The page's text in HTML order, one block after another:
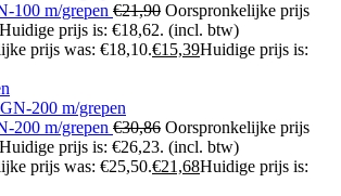
100 m/grepen €21,90 Oorspronkelijke prijs
Huidige prijs is: €18,62. (incl. btw)
prijs was: €18,10.€15,39Huidige prijs is:
200 m/grepen €30,86 Oorspronkelijke prijs
Huidige prijs is: €26,23. (incl. btw)
prijs was: €25,50.€21,68Huidige prijs is: